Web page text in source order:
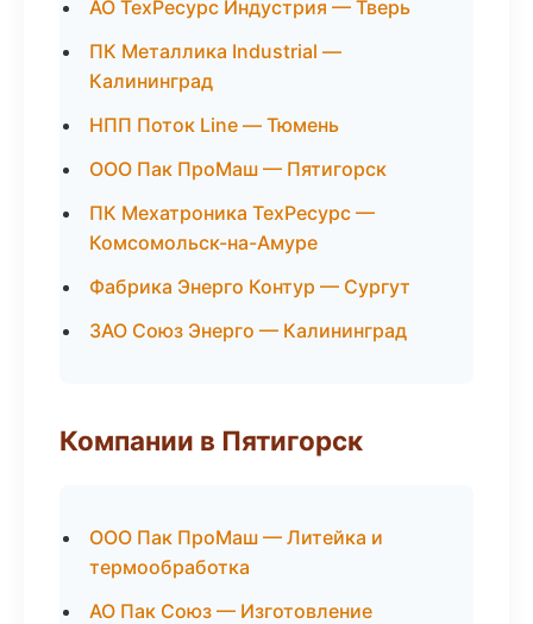
АО ТехРесурс Индустрия — Тверь
ПК Металлика Industrial —
Калининград
НПП Поток Line — Тюмень
ООО Пак ПроМаш — Пятигорск
ПК Мехатроника ТехРесурс —
Комсомольск-на-Амуре
Фабрика Энерго Контур — Сургут
ЗАО Союз Энерго — Калининград
Компании в Пятигорск
ООО Пак ПроМаш — Литейка и
термообработка
АО Пак Союз — Изготовление